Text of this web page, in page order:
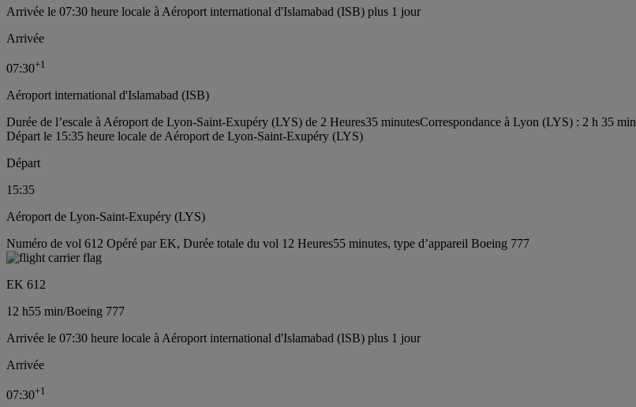
Arrivée le 07:30 heure locale à Aéroport international d'Islamabad (ISB) plus 1 jour
Arrivée
07:30+1
Aéroport international d'Islamabad (ISB)
Durée de l’escale à Aéroport de Lyon-Saint-Exupéry (LYS) de 2 Heures35 minutesCorrespondance à Lyon (LYS) : 2 h 35 min
Départ le 15:35 heure locale de Aéroport de Lyon-Saint-Exupéry (LYS)
Départ
15:35
Aéroport de Lyon-Saint-Exupéry (LYS)
Numéro de vol 612 Opéré par EK, Durée totale du vol 12 Heures55 minutes, type d’appareil Boeing 777
EK 612
12 h55 min/Boeing 777
Arrivée le 07:30 heure locale à Aéroport international d'Islamabad (ISB) plus 1 jour
Arrivée
07:30+1